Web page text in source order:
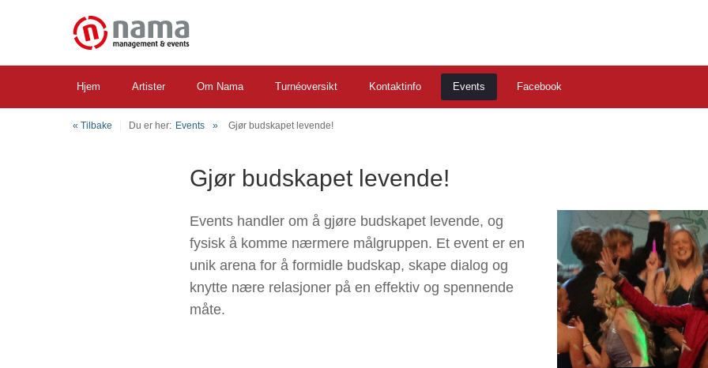
Hjem Artister Om Nama Turnéoversikt Kontaktinfo Events Facebook
« Tilbake Du er her: Events Gjør budskapet levende!
Gjør budskapet levende!
Events handler om å gjøre budskapet levende, og
fysisk å komme nærmere målgruppen. Et event er en
unik arena for å formidle budskap, skape dialog og
knytte nære relasjoner på en effektiv og spennende
måte.